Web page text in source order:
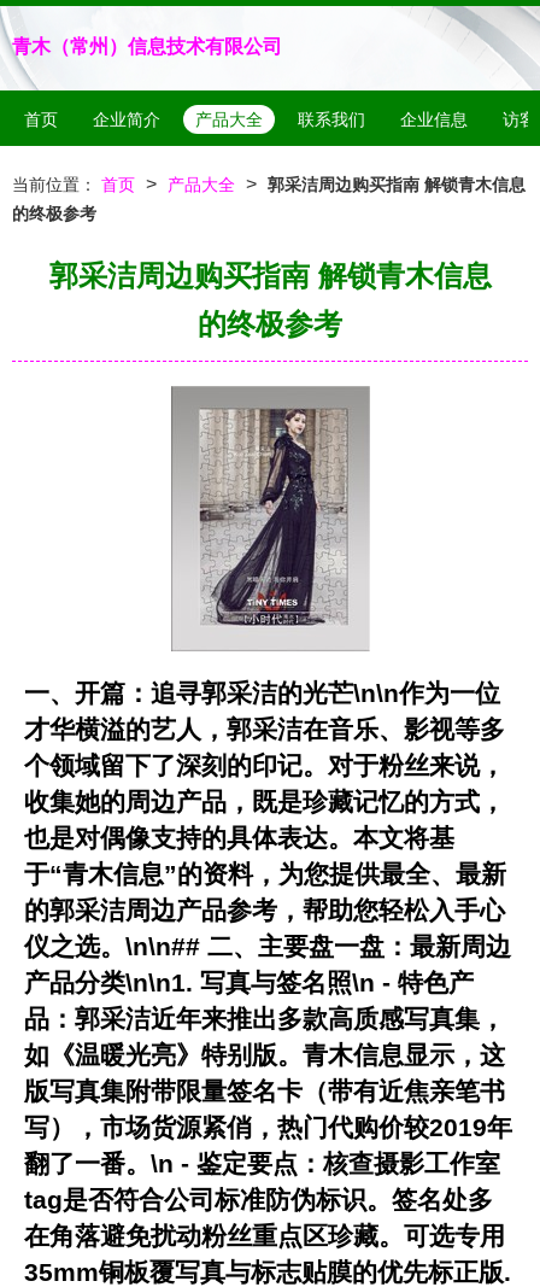
青木（常州）信息技术有限公司
首页 企业简介 产品大全 联系我们 企业信息 访客
当前位置： 首页 > 产品大全 > 郭采洁周边购买指南 解锁青木信息
的终极参考
郭采洁周边购买指南 解锁青木信息
的终极参考
一、开篇：追寻郭采洁的光芒\n\n作为一位
才华横溢的艺人，郭采洁在音乐、影视等多
个领域留下了深刻的印记。对于粉丝来说，
收集她的周边产品，既是珍藏记忆的方式，
也是对偶像支持的具体表达。本文将基
于“青木信息”的资料，为您提供最全、最新
的郭采洁周边产品参考，帮助您轻松入手心
仪之选。\n\n## 二、主要盘一盘：最新周边
产品分类\n\n1. 写真与签名照\n - 特色产
品 ：郭采洁近年来推出多款高质感写真集，
如《温暖光亮》特别版。青木信息显示，这
版写真集附带限量签名卡（带有近焦亲笔书
写），市场货源紧俏，热门代购价较2019年
翻了一番。\n - 鉴定要点 ：核查摄影工作室
tag是否符合公司标准防伪标识。签名处多
在角落避免扰动粉丝重点区珍藏。可选专用
35mm铜板覆写真与标志贴膜的优先标正版.